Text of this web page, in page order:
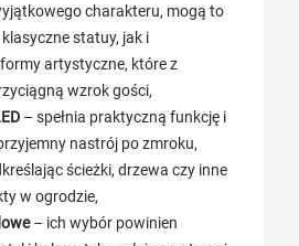
charakteru, mogą to
statuy, jak i
artystyczne, które z
wzrok gości,
– spełnia praktyczną funkcję i
nastrój po zmroku,
ścieżki, drzewa czy inne
w ogrodzie,
– ich wybór powinien